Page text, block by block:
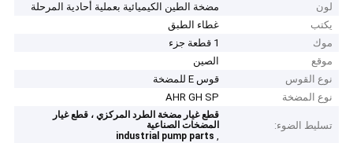
لون
مضخة الطين الكيميائية بعملية أحادية المرحلة
يكتب
غطاء الطبق
موك
1 قطعة جزء
موقع
الصين
نوع القوس
قوس E للمضخة
نوع المضخة
AHR GH SP
تسليط الضوء:
قطع غيار مضخة الطرد المركزي ، قطع غيار
المضخات الصناعية
,
industrial pump parts